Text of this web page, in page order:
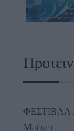
ΦΕΣΤΙΒΑΛ
Μπέκετ